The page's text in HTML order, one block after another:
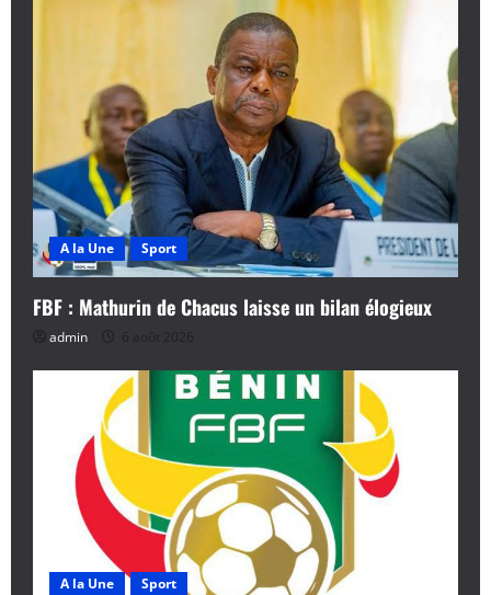
A la Une Sport
FBF : Mathurin de Chacus laisse un bilan élogieux
admin 6 août 2026
A la Une Sport